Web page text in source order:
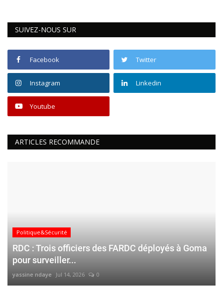
SUIVEZ-NOUS SUR
Facebook Twitter
Instagram Linkedin
Youtube
ARTICLES RECOMMANDE
Politique&Sécurité
RDC : Trois officiers des FARDC déployés à Goma
pour surveiller...
yassine ndaye Jul 14, 2026 0